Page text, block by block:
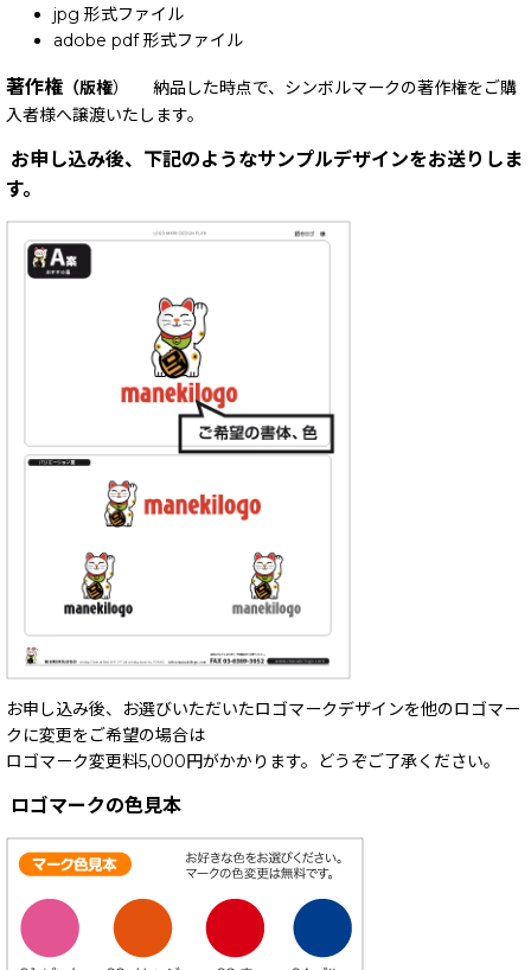
jpg 形式ファイル
adobe pdf 形式ファイル
著作権 （版権） 納品した時点で、シンボルマークの著作権をご購
入者様へ譲渡いたします。
お申し込み後、下記のようなサンプルデザインをお送りしま
す。
お申し込み後、お選びいただいたロゴマークデザインを他のロゴマー
クに変更をご希望の場合は
ロゴマーク変更料5,000円がかかります。どうぞご了承ください。
ロゴマークの色見本